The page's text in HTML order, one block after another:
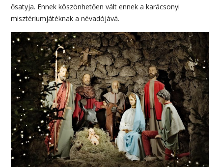
ősatyja. Ennek köszönhetően vált ennek a karácsonyi
misztériumjátéknak a névadójává.